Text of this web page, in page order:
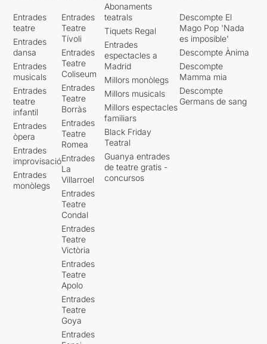
Entrades
teatre
Entrades
dansa
Entrades
musicals
Entrades
teatre
infantil
Entrades
òpera
Entrades
improvisació
Entrades
monòlegs
Entrades
Teatre
Tívoli
Entrades
Teatre
Coliseum
Entrades
Teatre
Borràs
Entrades
Teatre
Romea
Entrades
La
Villarroel
Entrades
Teatre
Condal
Entrades
Teatre
Victòria
Entrades
Teatre
Apolo
Entrades
Teatre
Goya
Entrades
Abonaments
teatrals
Tiquets Regal
Entrades
espectacles a
Madrid
Millors monòlegs
Millors musicals
Millors espectacles
familiars
Black Friday
Teatral
Guanya entrades
de teatre gratis -
concursos
Descompte El
Mago Pop 'Nada
es imposible'
Descompte Ànima
Descompte
Mamma mia
Descompte
Germans de sang